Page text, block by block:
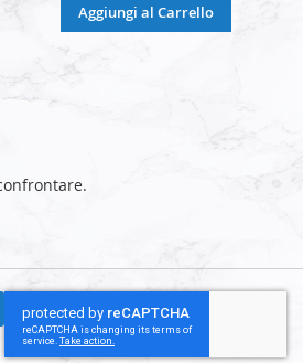
Aggiungi al Carrello